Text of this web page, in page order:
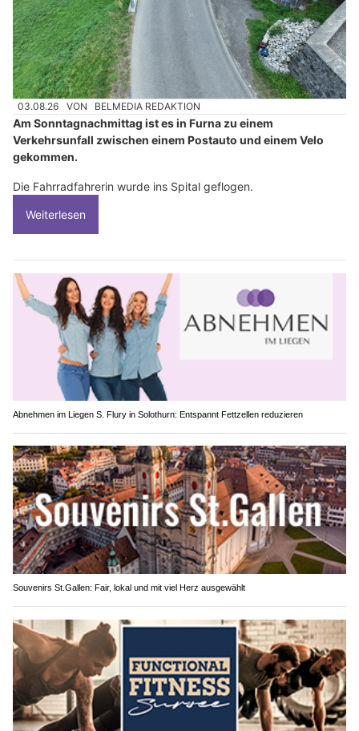
03.08.26 VON BELMEDIA REDAKTION
Am Sonntagnachmittag ist es in Furna zu einem
Verkehrsunfall zwischen einem Postauto und einem Velo
gekommen.
Die Fahrradfahrerin wurde ins Spital geflogen.
Weiterlesen
Abnehmen im Liegen S. Flury in Solothurn: Entspannt Fettzellen reduzieren
Souvenirs St.Gallen: Fair, lokal und mit viel Herz ausgewählt